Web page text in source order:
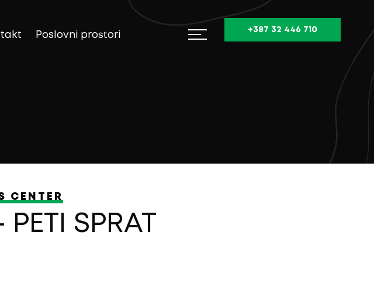
Poslovni prostori
+387 32 446 710
CENTER
SPRAT